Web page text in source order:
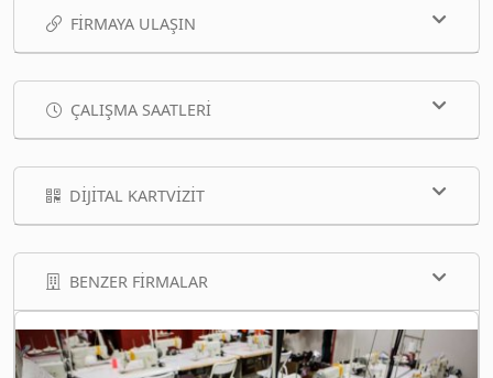
FIRMAYA ULAŞIN
ÇALIŞMA SAATLERI
DIJITAL KARTVIZIT
BENZER FIRMALAR